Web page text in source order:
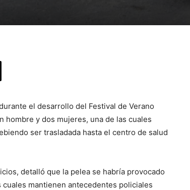
el desarrollo del Festival de Verano
hombre y dos mujeres, una de las cuales
ser trasladada hasta el centro de salud
detalló que la pelea se habría provocado
mantienen antecedentes policiales